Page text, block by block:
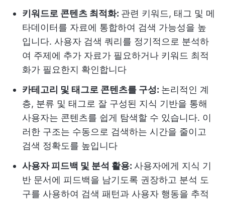
키워드로 콘텐츠 최적화: 관련 키워드, 태그 및 메
타데이터를 자료에 통합하여 검색 가능성을 높
입니다. 사용자 검색 쿼리를 정기적으로 분석하
여 주제에 추가 자료가 필요하거나 키워드 최적
화가 필요한지 확인합니다
카테고리 및 태그로 콘텐츠를 구성: 논리적인 계
층, 분류 및 태그로 잘 구성된 지식 기반을 통해
사용자는 콘텐츠를 쉽게 탐색할 수 있습니다. 이
러한 구조는 수동으로 검색하는 시간을 줄이고
검색 정확도를 높입니다
사용자 피드백 및 분석 활용: 사용자에게 지식 기
반 문서에 피드백을 남기도록 권장하고 분석 도
구를 사용하여 검색 패턴과 사용자 행동을 추적